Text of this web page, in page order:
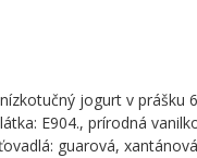
jogurt v prášku
E904., prírodná
guarová,